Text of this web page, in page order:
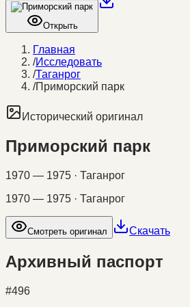
Открыть
Главная
/Исследовать
/Таганрог
/Приморский парк
Исторический оригинал
Приморский парк
1970 — 1975 · Таганрог
1970 — 1975 · Таганрог
Смотреть оригинал Скачать
Архивный паспорт
#496